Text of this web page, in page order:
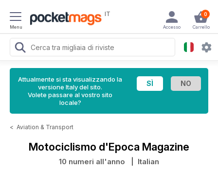
Menu
IT 0
Carrello
Accesso
Attualmente si sta visualizzando la
versione Italy del sito.
Volete passare al vostro sito
locale?
< Aviation & Transport
Motociclismo d'Epoca Magazine
10 numeri all'anno | Italian